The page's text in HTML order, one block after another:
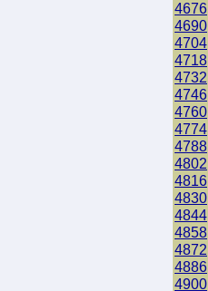
4676
4690
4704
4718
4732
4746
4760
4774
4788
4802
4816
4830
4844
4858
4872
4886
4900